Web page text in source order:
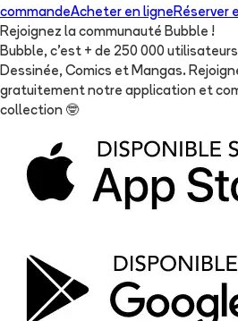
commandeAcheter en ligneRéserver
Rejoignez la communauté Bubble !
Bubble, c'est + de 250 000
Dessinée, Comics et Mangas.
gratuitement notre application et
collection 🤓